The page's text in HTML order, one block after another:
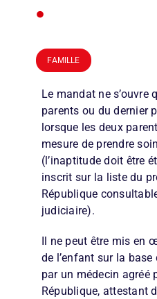
•
FAMILLE
Le mandat ne s’ouvre
parents ou du dernier
lorsque les deux
mesure de prendre
(l’inaptitude doit être
inscrit sur la liste du
République
judiciaire).
Il ne peut être mis en
de l’enfant sur la
par un médecin agréé
République, attestant